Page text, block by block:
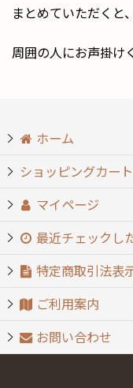
まとめていただくと
周囲の人にお声掛け
ホーム
ショッピングカート
マイページ
最近チェックし
特定商取引法表
ご利用案内
お問い合わせ